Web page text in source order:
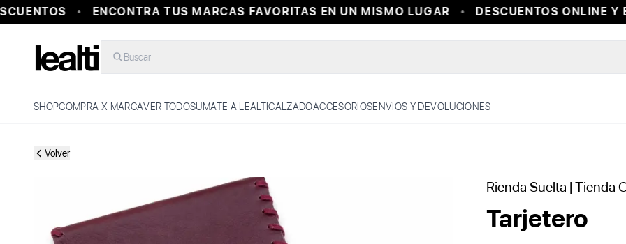
ENCONTRA TUS MARCAS FAVORITAS EN UN MISMO LUGAR DESCUENTOS ONLINE Y
Buscar
SHOPCOMPRA X MARCAVER TODOSUMATE A LEALTICALZADOACCESORIOSENVIOS Y DEVOLUCIONES
Volver
Rienda Suelta | Tienda
Tarjetero